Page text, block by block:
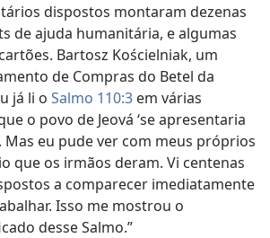
dispostos montaram dezenas
de ajuda humanitária, e algumas
Bartosz Kościelniak, um
de Compras do Betel da
já li o Salmo 110:3 em várias
o povo de Jeová ‘se apresentaria
Mas eu pude ver com meus próprios
que os irmãos deram. Vi centenas
a comparecer imediatamente
Isso me mostrou o
desse Salmo.”